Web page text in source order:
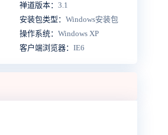
禅道版本： 3.1
安装包类型： Windows安装包
操作系统： Windows XP
客户端浏览器： IE6